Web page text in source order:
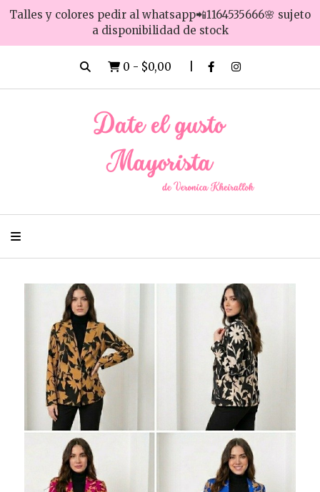
Talles y colores pedir al whatsapp📲1164535666🌸 sujeto
a disponibilidad de stock
0 - $0,00